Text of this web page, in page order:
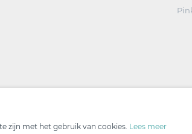
zijn met het gebruik van cookies. Lees meer